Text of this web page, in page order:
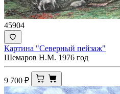
45904
Картина "Северный пейзаж"
Шемаров Н.М. 1976 год
9 700 ₽